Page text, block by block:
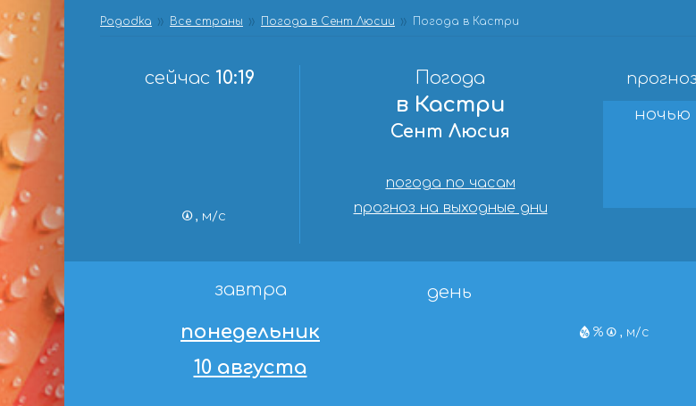
Pogodka Все страны Погода в Сент Люсии Погода в Кастри
сейчас 10:19
, м/с
Погода
в Кастри
Сент Люсия
погода по часам
прогноз на выходные дни
ночью
завтра
понедельник
10 августа
день
% , м/с